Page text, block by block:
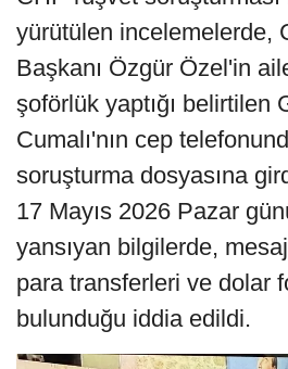
yürütülen incelemelerde,
Başkanı Özgür Özel'in
şoförlük yaptığı belirtilen
Cumalı'nın cep
soruşturma dosyasına
17 Mayıs 2026 Pazar
yansıyan bilgilerde,
para transferleri ve dolar
bulunduğu iddia edildi.